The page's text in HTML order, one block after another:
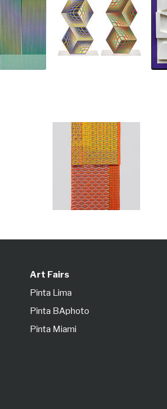
Art Fairs
Pinta Lima
Pinta BAphoto
Pinta Miami